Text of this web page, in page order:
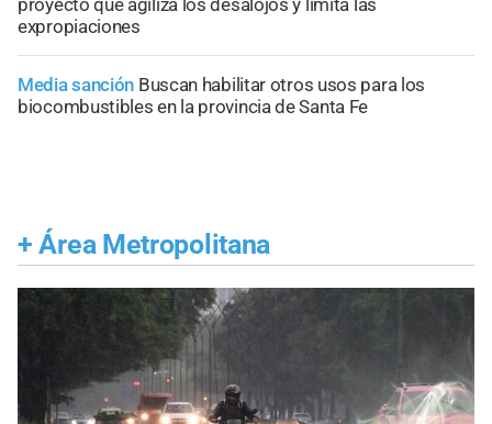
expropiaciones
Media sanción Buscan habilitar otros usos para los
biocombustibles en la provincia de Santa Fe
+ Área Metropolitana